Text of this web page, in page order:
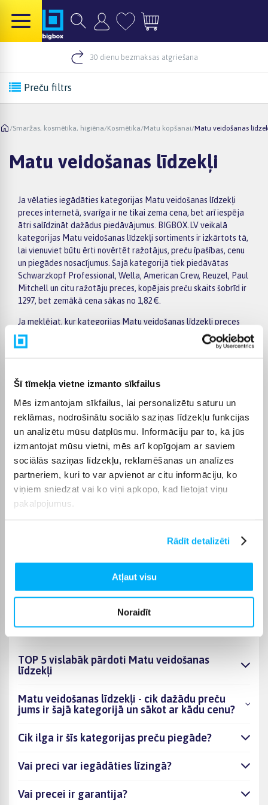
Šī tīmekļa vietne izmanto sīkfailus
Mēs izmantojam sīkfailus, lai personalizētu saturu un
reklāmas, nodrošinātu sociālo saziņas līdzekļu funkcijas
un analizētu mūsu datplūsmu. Informāciju par to, kā jūs
izmantojat mūsu vietni, mēs arī kopīgojam ar saviem
sociālās saziņas līdzekļu, reklamēšanas un analīzes
partneriem, kuri to var apvienot ar citu informāciju, ko
viņiem sniedzat vai ko viņi apkopo, kad lietojat viņu
pakalpojumus.
Rādīt detalizēti
Atļaut visu
Noraidīt
30 dienu bezmaksas atgriešana
Preču filtrs
/Smaržas, kosmētika, higiēna/Kosmētika/Matu kopšanai/Matu veidošanas
Matu veidošanas līdzekļi
Ja vēlaties iegādāties kategorijas Matu veidošanas līdzekļi
preces internetā, svarīga ir ne tikai zema cena, bet arī iespēja
ātri salīdzināt dažādus piedāvājumus. BIGBOX.LV veikalā
kategorijas Matu veidošanas līdzekļi sortiments ir izkārtots tā,
lai vienuviet būtu ērti novērtēt ražotājus, preču īpašības, cenu
un piegādes nosacījumus. Šajā kategorijā tiek piedāvātas
Schwarzkopf Professional, Wella, American Crew, Reuzel, Paul
Mitchell un citu ražotāju preces, kopējais preču skaits šobrīd ir
1297, bet zemākā cena sākas no 1,82 €.
Ja meklējat, kur kategorijas Matu veidošanas līdzekļi preces
iegādāties lētāk, ir vērts regulāri apskatīt īpašos piedāvājumus
un preces, kurām tiek piemērota akcija. Ērti filtri palīdz
atbilstošu variantu. Konkrētās preces lapā pieejama plašāka
termiņu un citiem pirkuma nosacījumiem.
BIGBOX.LV piedāvā iespēju par pirkumu norēķināties 6
vienādos maksājumos. Tas ir ērti, ja vēlaties iegādāties preci,
sadalot maksājumu vairākās daļās. Pasūtītās preces tiek
piegādātas visā Latvijā: uz pakomātiem no 2,99 €, bet
pasūtījumiem virs 499 € piegāde uz pakomātu ir bez maksas.
Kurjera piegādes cena sākas no 3,99 €.
veidošanas līdzekļi varēsiet saņemt sev ērtā veidā, bet
norādītajā termiņā.
BUJ
TOP 5 vislabāk pārdoti Matu veidošanas
līdzekļi
Matu veidošanas līdzekļi - cik dažādu preču
jums ir šajā kategorijā un sākot ar kādu cenu?
Cik ilga ir šīs kategorijas preču piegāde?
Vai preci var iegādāties līzingā?
Vai precei ir garantija?